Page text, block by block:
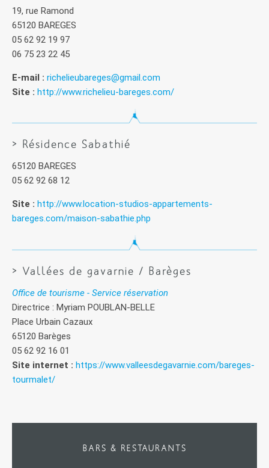
19, rue Ramond
65120 BAREGES
05 62 92 19 97
06 75 23 22 45
E-mail : richelieubareges@gmail.com
Site : http://www.richelieu-bareges.com/
> Résidence Sabathié
65120 BAREGES
05 62 92 68 12
Site : http://www.location-studios-appartements-
bareges.com/maison-sabathie.php
> Vallées de gavarnie / Barèges
Office de tourisme - Service réservation
Directrice : Myriam POUBLAN-BELLE
Place Urbain Cazaux
65120 Barèges
05 62 92 16 01
Site internet : https://www.valleesdegavarnie.com/bareges-
tourmalet/
BARS & RESTAURANTS